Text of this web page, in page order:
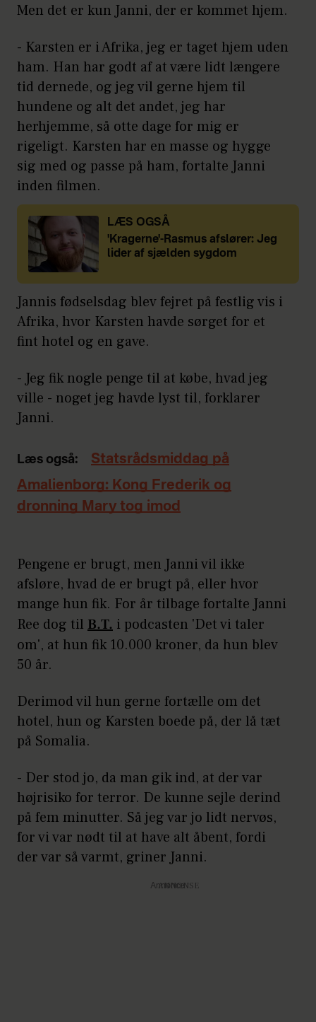
Men det er kun Janni, der er kommet hjem.
- Karsten er i Afrika, jeg er taget hjem uden
ham. Han har godt af at være lidt længere
tid dernede, og jeg vil gerne hjem til
hundene og alt det andet, jeg har
herhjemme, så otte dage for mig er
rigeligt. Karsten har en masse og hygge
sig med og passe på ham, fortalte Janni
inden filmen.
LÆS OGSÅ
'Kragerne'-Rasmus afslører: Jeg
lider af sjælden sygdom
Jannis fødselsdag blev fejret på festlig vis i
Afrika, hvor Karsten havde sørget for et
fint hotel og en gave.
- Jeg fik nogle penge til at købe, hvad jeg
ville - noget jeg havde lyst til, forklarer
Janni.
Læs også:
Statsrådsmiddag på
Amalienborg: Kong Frederik og
dronning Mary tog imod
Pengene er brugt, men Janni vil ikke
afsløre, hvad de er brugt på, eller hvor
mange hun fik. For år tilbage fortalte Janni
Ree dog til B.T. i podcasten 'Det vi taler
om', at hun fik 10.000 kroner, da hun blev
50 år.
Derimod vil hun gerne fortælle om det
hotel, hun og Karsten boede på, der lå tæt
på Somalia.
- Der stod jo, da man gik ind, at der var
højrisiko for terror. De kunne sejle derind
på fem minutter. Så jeg var jo lidt nervøs,
for vi var nødt til at have alt åbent, fordi
der var så varmt, griner Janni.
Annonce